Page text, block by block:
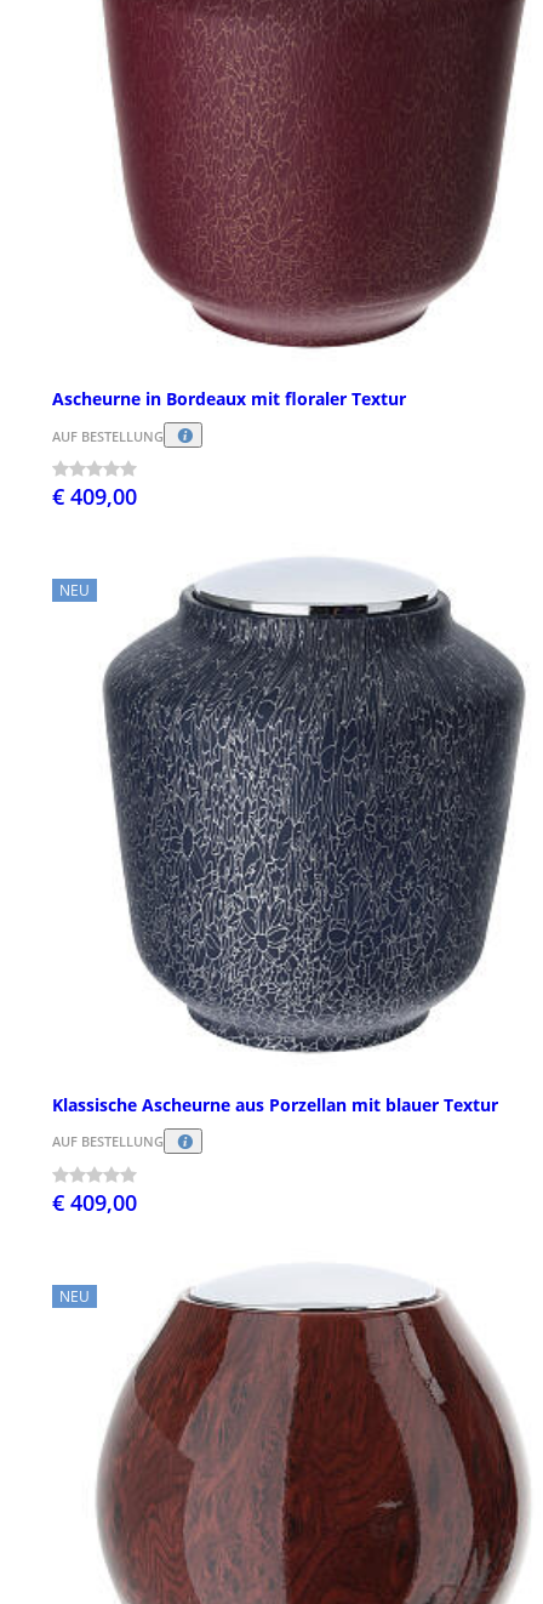
Ascheurne in Bordeaux mit floraler Textur
AUF BESTELLUNG
€ 409,00
NEU
Klassische Ascheurne aus Porzellan mit blauer Textur
AUF BESTELLUNG
€ 409,00
NEU